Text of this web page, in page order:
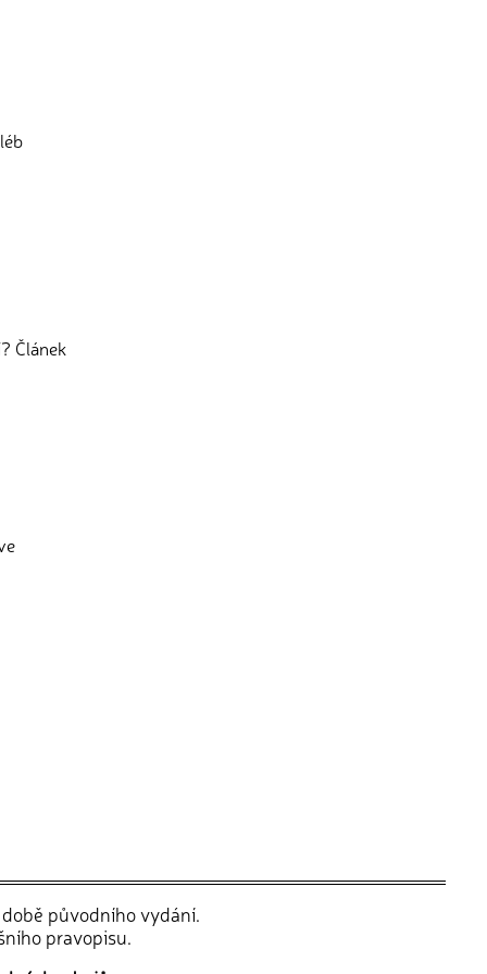
Článek
původního vydání.
pravopisu.